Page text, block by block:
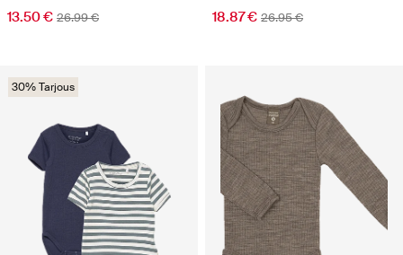
13.50 € 26.99 € 18.87 € 26.95 €
30% Tarjous